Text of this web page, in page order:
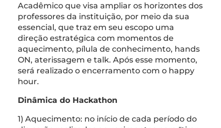
Acadêmico que visa ampliar os horizontes dos
professores da instituição, por meio da sua
essencial, que traz em seu escopo uma
direção estratégica com momentos de
aquecimento, pílula de conhecimento, hands
ON, aterissagem e talk. Após esse momento,
será realizado o encerramento com o happy
hour.
Dinâmica do Hackathon
1) Aquecimento: no início de cada período do